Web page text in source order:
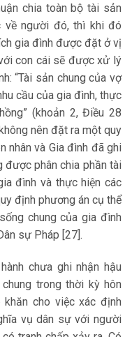
chia toàn bộ tài sản
về người đó, thì khi đó
gia đình được đặt ở vị
con cái sẽ được xử lý
“Tài sản chung của vợ
cầu của gia đình, thực
(khoản 2, Điều 28
nên đặt ra một quy
nhân và Gia đình đã ghi
được phân chia phần tài
đình và thực hiện các
định phương án cụ thể
chung của gia đình
sự Pháp [27].
chưa ghi nhận hậu
trong thời kỳ hôn
cho việc xác định
vụ dân sự với người